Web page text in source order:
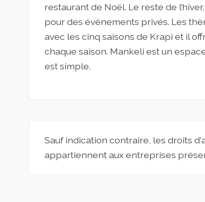
restaurant de Noël. Le reste de
pour des événements privés. Les
avec les cinq saisons de Krapi et il
chaque saison. Mankeli est un
est simple.
Sauf indication contraire, les droits
appartiennent aux entreprises